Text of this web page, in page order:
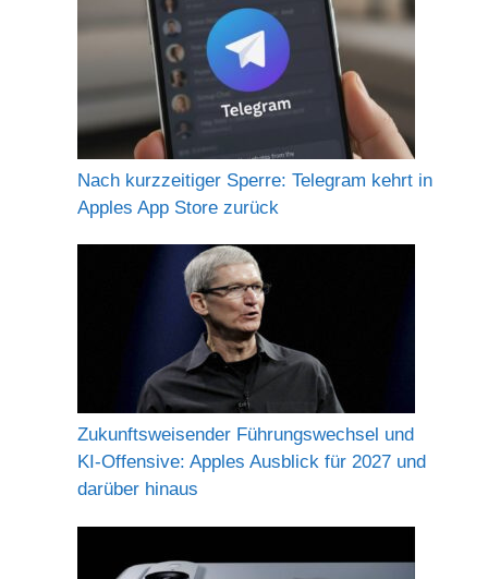
Nach kurzzeitiger Sperre: Telegram kehrt in
Apples App Store zurück
Zukunftsweisender Führungswechsel und
KI-Offensive: Apples Ausblick für 2027 und
darüber hinaus